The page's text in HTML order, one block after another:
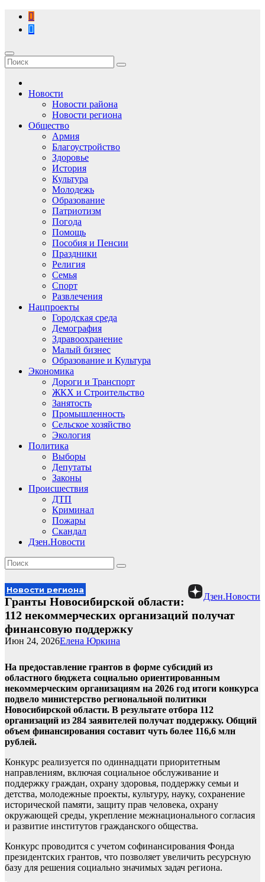
Перейти
содержимому
Новости
Новости района
Новости региона
Общество
Армия
Благоустройство
Здоровье
История
Культура
Молодежь
Образование
Патриотизм
Погода
Помощь
Пособия и Пенсии
Праздники
Религия
Семья
Спорт
Развлечения
Нацпроекты
Городская среда
Демография
Здравоохранение
Малый бизнес
Образование и Культура
Экономика
Дороги и Транспорт
ЖКХ и Строительство
Занятость
Промышленность
Сельское хозяйство
Экология
Политика
Выборы
Депутаты
Законы
Происшествия
ДТП
Криминал
Пожары
Скандал
Дзен.Новости
Дзен.Новости
Новости региона
Гранты Новосибирской области:
112 некоммерческих организаций получат
финансовую поддержку
Елена Юркина
Июн 24, 2026
На предоставление грантов в форме субсидий из
областного бюджета социально ориентированным
некоммерческим организациям на 2026 год итоги конкурса
подвело министерство региональной политики
Новосибирской области. В результате отбора 112
организаций из 284 заявителей получат поддержку. Общий
объем финансирования составит чуть более 116,6 млн
рублей.
Конкурс реализуется по одиннадцати приоритетным
направлениям, включая социальное обслуживание и
поддержку граждан, охрану здоровья, поддержку семьи и
детства, молодежные проекты, культуру, науку, сохранение
исторической памяти, защиту прав человека, охрану
окружающей среды, укрепление межнационального согласия
и развитие институтов гражданского общества.
Конкурс проводится с учетом софинансирования Фонда
президентских грантов, что позволяет увеличить ресурсную
базу для решения социально значимых задач региона.